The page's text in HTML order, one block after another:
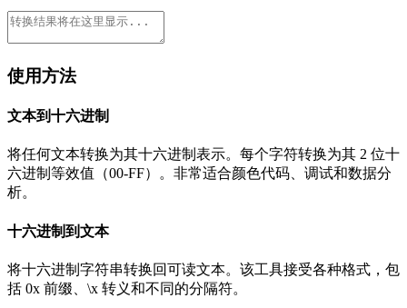
使用方法
文本到十六进制
将任何文本转换为其十六进制表示。每个字符转换为其 2 位十
六进制等效值（00-FF）。非常适合颜色代码、调试和数据分
析。
十六进制到文本
将十六进制字符串转换回可读文本。该工具接受各种格式，包
括 0x 前缀、\x 转义和不同的分隔符。